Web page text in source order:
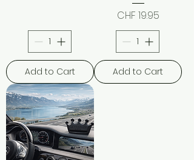
Add to Cart
Price
CHF 19.95
Add to Cart